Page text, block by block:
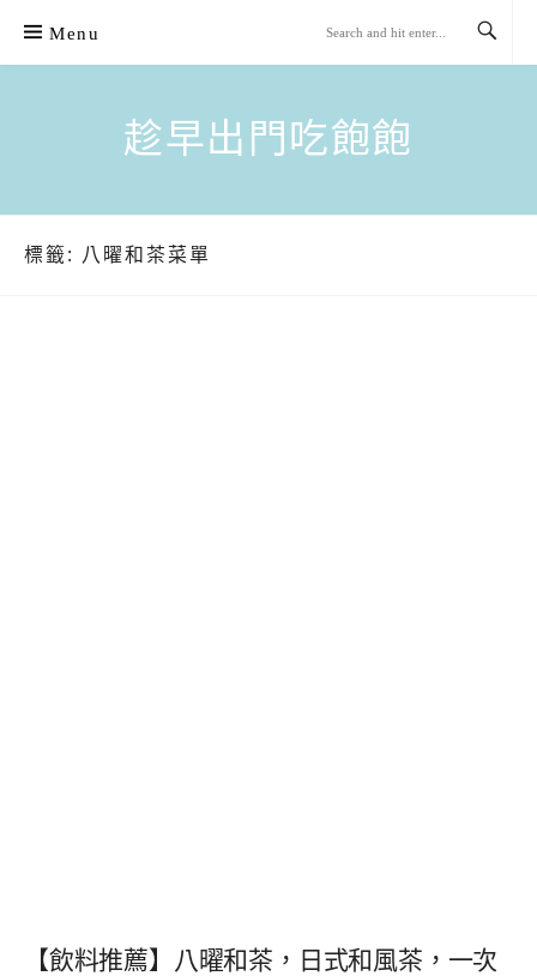
content
Menu
趁早出門吃飽飽
標籤: 八曜和茶菜單
【飲料推薦】八曜和茶，日式和風茶，一次